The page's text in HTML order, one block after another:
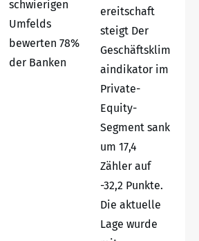
schwierigen
Umfelds
bewerten 78%
der Banken
ereitschaft
steigt Der
Geschäftsklim
aindikator im
Private-
Equity-
Segment sank
um 17,4
Zähler auf
-32,2 Punkte.
Die aktuelle
Lage wurde